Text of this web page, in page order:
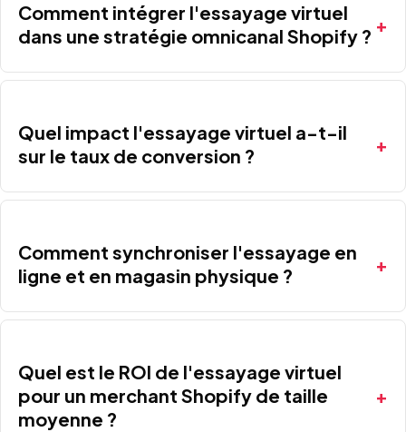
Comment intégrer l'essayage virtuel
dans une stratégie omnicanal Shopify ?
Quel impact l'essayage virtuel a-t-il
sur le taux de conversion ?
Comment synchroniser l'essayage en
ligne et en magasin physique ?
Quel est le ROI de l'essayage virtuel
pour un merchant Shopify de taille
moyenne ?